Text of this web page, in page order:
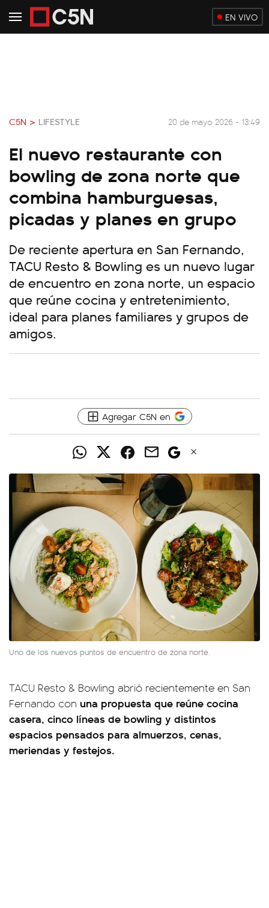
EN VIVO
C5N > LIFESTYLE 20 de mayo 2026 - 13:49
El nuevo restaurante con
bowling de zona norte que
combina hamburguesas,
picadas y planes en grupo
De reciente apertura en San Fernando,
TACU Resto & Bowling es un nuevo lugar
de encuentro en zona norte, un espacio
que reúne cocina y entretenimiento,
ideal para planes familiares y grupos de
amigos.
Agregar C5N en
Uno de los nuevos puntos de encuentro de zona norte.
TACU Resto & Bowling abrió recientemente en San
Fernando con una propuesta que reúne cocina
casera, cinco líneas de bowling y distintos
espacios pensados para almuerzos, cenas,
meriendas y festejos.